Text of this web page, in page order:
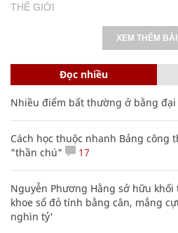
THẾ GIỚI
XEM THÊM
Đọc nhiều
Nhiều điểm bất thường ở bằng đại
Cách học thuộc nhanh Bảng công
"thần chú"
17
Nguyễn Phương Hằng sở hữu
khoe sổ đỏ tính bằng cân, mắng
nghìn tỷ'